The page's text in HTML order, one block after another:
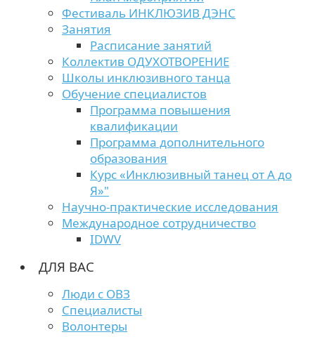
Фестиваль ИНКЛЮЗИВ ДЭНС
Занятия
Расписание занятий
Коллектив ОДУХОТВОРЕНИЕ
Школы инклюзивного танца
Обучение специалистов
Программа повышения
квалификации
Программа дополнительного
образования
Курс «Инклюзивный танец от А до
Я»"
Научно-практические исследования
Международное сотрудничество
IDWV
ДЛЯ ВАС
Люди с ОВЗ
Специалисты
Волонтеры